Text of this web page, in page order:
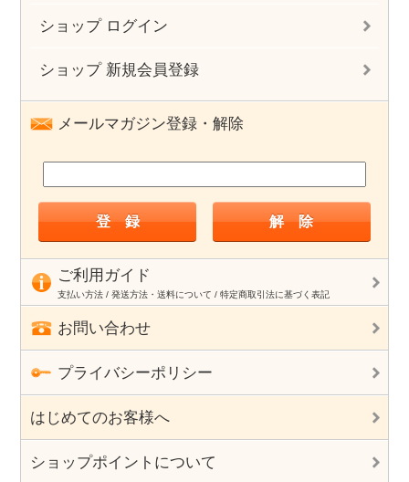
ショップ ログイン
ショップ 新規会員登録
メールマガジン登録・解除
ご利用ガイド
支払い方法 / 発送方法・送料について / 特定商取引法に基づく表記
お問い合わせ
プライバシーポリシー
はじめてのお客様へ
ショップポイントについて